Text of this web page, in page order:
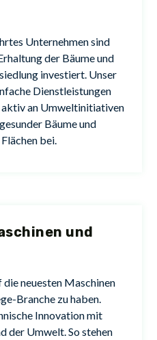
Unternehmen sind
der Bäume und
investiert. Unser
Dienstleistungen
aktiv an Umweltinitiativen
Bäume und
bei.
und
neuesten Maschinen
Branche zu haben.
Innovation mit
der Umwelt. So stehen